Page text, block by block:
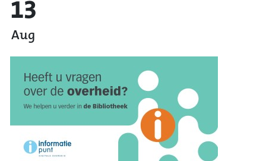
13
Aug